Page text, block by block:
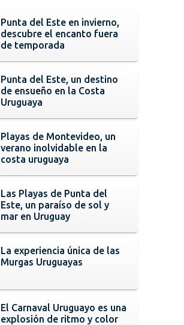
Punta del Este en invierno,
descubre el encanto fuera
de temporada
Punta del Este, un destino
de ensueño en la Costa
Uruguaya
Playas de Montevideo, un
verano inolvidable en la
costa uruguaya
Las Playas de Punta del
Este, un paraíso de sol y
mar en Uruguay
La experiencia única de las
Murgas Uruguayas
El Carnaval Uruguayo es una
explosión de ritmo y color